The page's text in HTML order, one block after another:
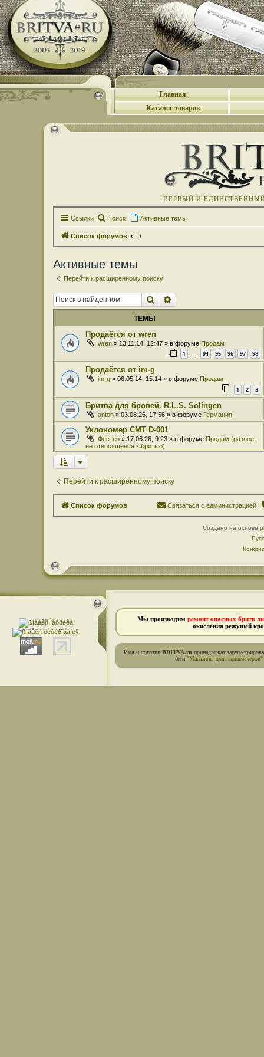
Главная
Каталог товаров
ПЕРВЫЙ И
Ссылки Поиск Активные темы
Список форумов
Активные темы
Перейти к расширенному поиску
Поиск
ТЕМЫ
Продаётся от wren
wren » 13.11.14, 12:47 » в форуме Продам
1 94 95 96 97 98
Продаётся от im-g
im-g » 06.05.14, 15:14 » в форуме Продам
1 2 3
Бритва для бровей. R.L.S. Solingen
anton » 03.08.26, 17:56 » в форуме Германия
Уклономер СМТ D-001
Фестер » 17.06.26, 9:23 » в форуме Продам (разное,
не относящееся к бритью)
Перейти к расширенному поиску
Список форумов Связаться с администрацией
Создано на основе
Мы производим ремонт опасных бритв
окисления режущей
Имя и логотип BRITVA.ru принадлежат
сети "Магазины для парикмахеров"